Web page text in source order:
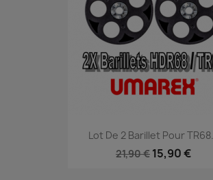
Lot De 2 Barillet Pour TR68...
21,90 € 15,90 €